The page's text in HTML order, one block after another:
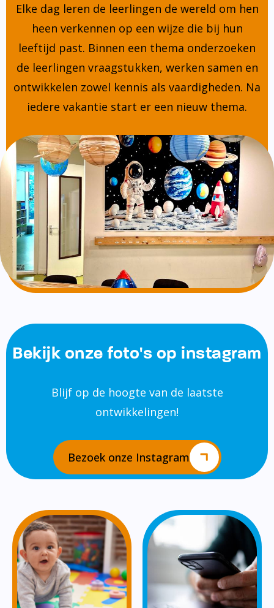
Elke dag leren de leerlingen de wereld om hen
heen verkennen op een wijze die bij hun
leeftijd past. Binnen een thema onderzoeken
de leerlingen vraagstukken, werken samen en
ontwikkelen zowel kennis als vaardigheden. Na
iedere vakantie start er een nieuw thema.
Bekijk onze foto's op instagram
Blijf op de hoogte van de laatste
ontwikkelingen!
Bezoek onze Instagram